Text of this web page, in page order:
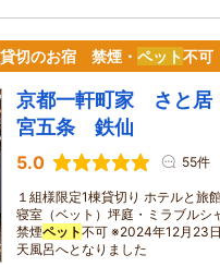
切のお宿 禁煙・ ペット不可
京都一軒町家 さと居
宮五条 鉄仙
5.0 55件
１組様限定1棟貸切り ホテルと旅
寝室（ベット）坪庭・ミラブルシ
禁煙ペット不可 ※2024年12月23
天風呂へとなりました